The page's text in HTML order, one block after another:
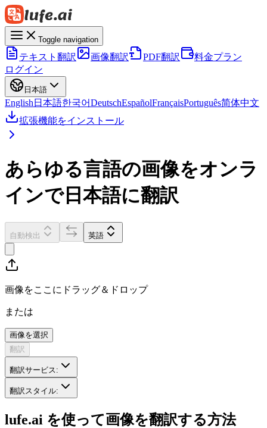
Toggle navigation
テキスト翻訳 画像翻訳 PDF翻訳
料金プラン
ログイン
日本語
English 日本語한국어DeutschEspañolFrançaisPortuguês简体中文
拡張機能をインストール
あらゆる言語の画像をオンラ
インで日本語に翻訳
自動検出 英語
画像をここにドラッグ＆ドロップ
または
画像を選択
翻訳
翻訳サービス :
翻訳スタイル:
lufe.ai を使って画像を翻訳する方法